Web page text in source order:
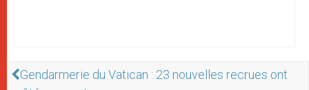
Gendarmerie du Vatican : 23 nouvelles recrues ont